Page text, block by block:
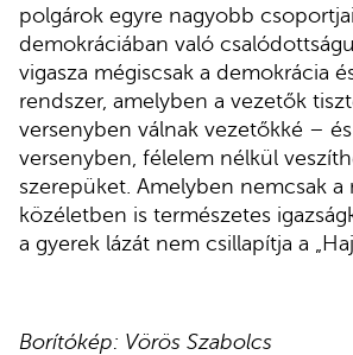
polgárok egyre nagyobb
demokráciában való
vigasza mégiscsak a demokrácia
rendszer, amelyben a vezetők
versenyben válnak vezetőkké –
versenyben, félelem nélkül
szerepüket. Amelyben nemcsak a
közéletben is természetes
a gyerek lázát nem csillapítja a
Borítókép: Vörös Szabolcs